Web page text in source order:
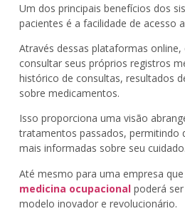
Um dos principais benefícios dos
pacientes é a facilidade de acesso
Através dessas plataformas
consultar seus próprios registros
histórico de consultas, resultados
sobre medicamentos.
Isso proporciona uma visão
tratamentos passados, permitindo
mais informadas sobre seu cuidado.
Até mesmo para uma empresa
medicina ocupacional poderá
modelo inovador e revolucionário.